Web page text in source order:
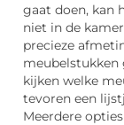
gaat doen, kan
niet in de
precieze
meubelstukken
kijken welke
tevoren een
Meerdere